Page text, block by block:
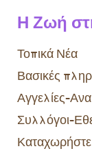
Η Ζωή
Τοπικά Νέα
Βασικές
Αγγελίες-
Συλλόγοι-
Καταχωρήστε